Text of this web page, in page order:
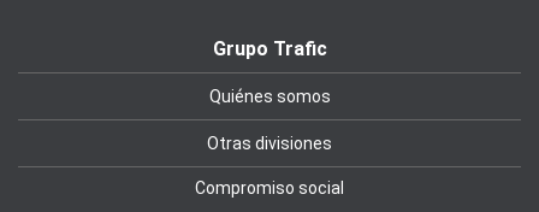
Grupo Trafic
Quiénes somos
Otras divisiones
Compromiso social